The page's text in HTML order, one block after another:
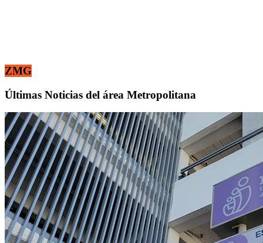
ZMG
Últimas Noticias del área Metropolitana